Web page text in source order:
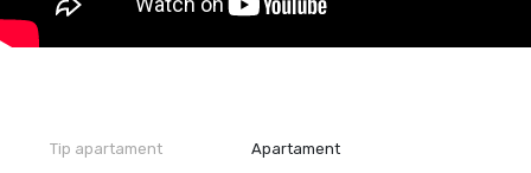
transport în comun.
260 euro. Proprietatea este disponibilă imediat și nu se acceptă
animale de companie.
Tip apartament Apartament